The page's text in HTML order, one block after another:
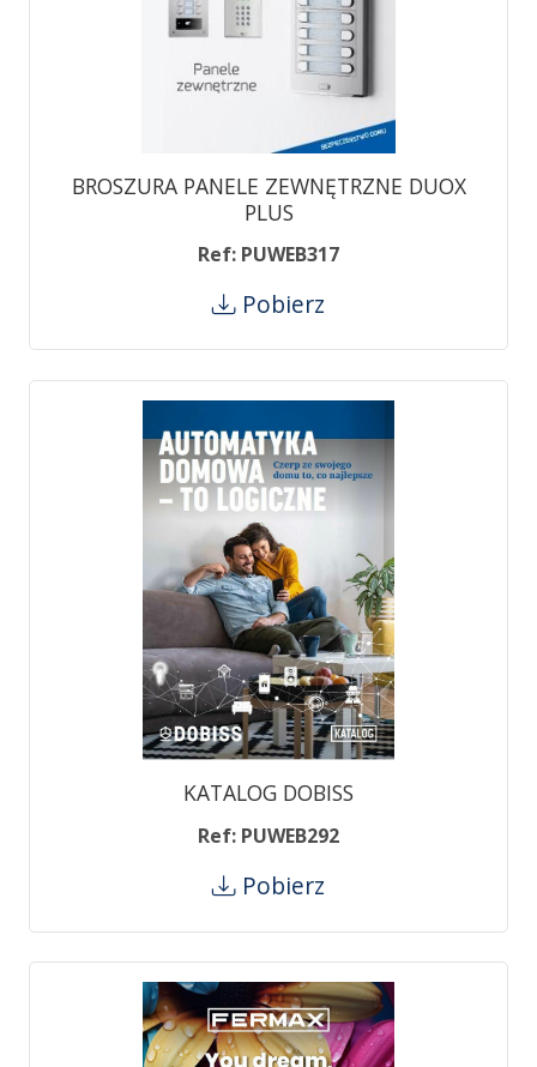
BROSZURA PANELE ZEWNĘTRZNE DUOX
PLUS
Ref: PUWEB317
Pobierz
KATALOG DOBISS
Ref: PUWEB292
Pobierz